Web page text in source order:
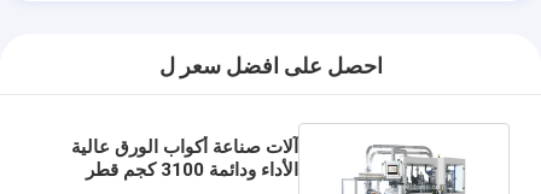
احصل على افضل سعر ل
آلات صناعة أكواب الورق عالية
الأداء ودائمة 3100 كجم قطر